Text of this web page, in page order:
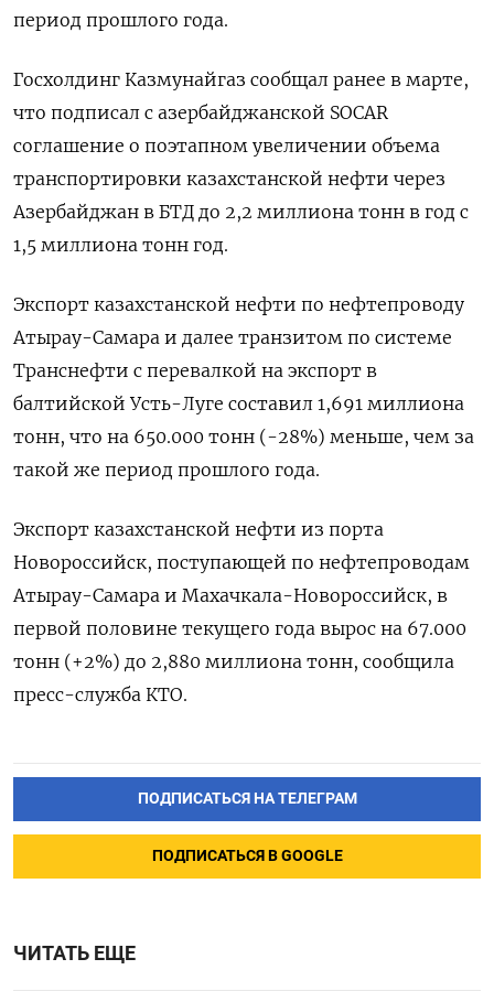
период прошлого года.
Госхолдинг Казмунайгаз сообщал ранее в марте,
что подписал с азербайджанской SOCAR
соглашение о поэтапном увеличении объема
транспортировки казахстанской нефти через
Азербайджан в БТД до 2,2 миллиона тонн в год с
1,5 миллиона тонн год.
Экспорт казахстанской нефти по нефтепроводу
Атырау-Самара и далее транзитом по системе
Транснефти с перевалкой на экспорт в
балтийской Усть-Луге составил 1,691 миллиона
тонн, что на 650.000 тонн (-28%) меньше, чем за
такой же период прошлого года.
Экспорт казахстанской нефти из порта
Новороссийск, поступающей по нефтепроводам
Атырау-Самара и Махачкала-Новороссийск, в
первой половине текущего года вырос на 67.000
тонн (+2%) до 2,880 миллиона тонн, сообщила
пресс-служба КТО.
ПОДПИСАТЬСЯ НА ТЕЛЕГРАМ
ПОДПИСАТЬСЯ В GOOGLE
ЧИТАТЬ ЕЩЕ